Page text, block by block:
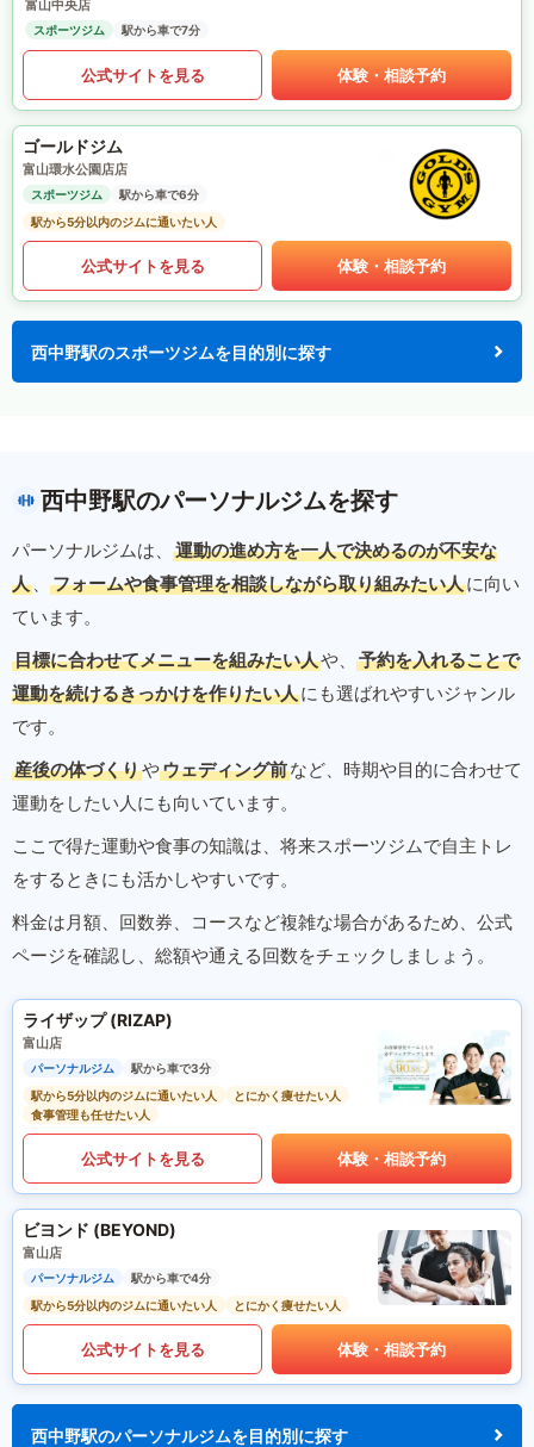
富山中央店
スポーツジム 駅から車で7分
公式サイトを見る 体験・相談予約
ゴールドジム
富山環水公園店店
スポーツジム
駅から車で6分
駅から5分以内のジムに通いたい人
公式サイトを見る 体験・相談予約
西中野駅のスポーツジムを目的別に探す
西中野駅のパーソナルジムを探す
パーソナルジムは、
運動の進め方を一人で決めるのが不安な
人 、 フォームや食事管理を相談しながら取り組みたい人に向い
ています。
目標に合わせてメニューを組みたい人や、
予約を入れることで
運動を続けるきっかけを作りたい人にも選ばれやすいジャンル
です。
産後の体づくりやウェディング前など、時期や目的に合わせて
運動をしたい人にも向いています。
ここで得た運動や食事の知識は、将来スポーツジムで自主トレ
をするときにも活かしやすいです。
料金は月額、回数券、コースなど複雑な場合があるため、公式
ページを確認し、総額や通える回数をチェックしましょう。
ライザップ (RIZAP)
富山店
パーソナルジム
駅から車で3分
駅から5分以内のジムに通いたい人
とにかく痩せたい人
食事管理も任せたい人
公式サイトを見る 体験・相談予約
ビヨンド (BEYOND)
富山店
パーソナルジム
駅から車で4分
駅から5分以内のジムに通いたい人
とにかく痩せたい人
公式サイトを見る 体験・相談予約
西中野駅のパーソナルジムを目的別に探す